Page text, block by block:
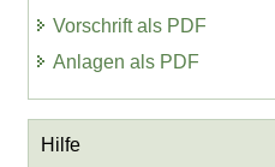
Vorschrift als PDF
Anlagen als PDF
Hilfe